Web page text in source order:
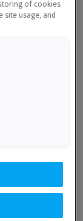
of cookies
site usage, and